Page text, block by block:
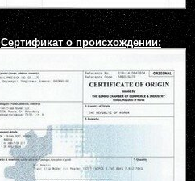
Сертификат о происхождении: